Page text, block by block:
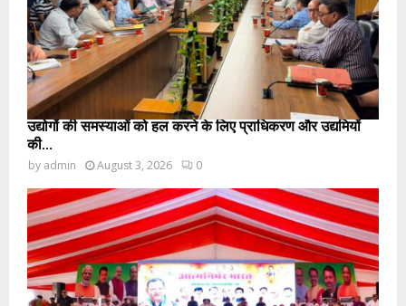
उद्योगों की समस्याओं को हल करने के लिए प्राधिकरण और उद्यमियों
की...
by admin August 3, 2026 0